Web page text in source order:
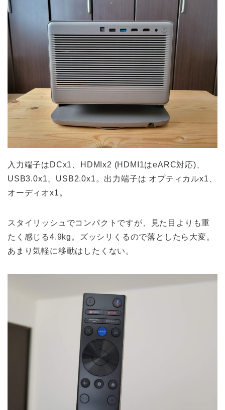
入力端子はDCx1、HDMIx2 (HDMI1はeARC対応)、
USB3.0x1、USB2.0x1。出力端子は オプティカルx1、
オーディオx1。
スタイリッシュでコンパクトですが、見た目よりも重
たく感じる4.9kg。ズッシリくるので落としたら大変。
あまり気軽に移動はしたくない。